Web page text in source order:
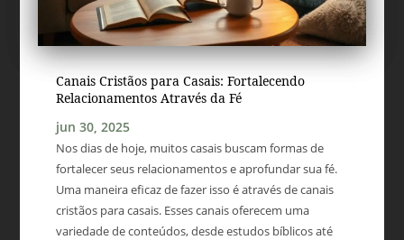
Canais Cristãos para Casais: Fortalecendo
Relacionamentos Através da Fé
jun 30, 2025
Nos dias de hoje, muitos casais buscam formas de
fortalecer seus relacionamentos e aprofundar sua fé.
Uma maneira eficaz de fazer isso é através de canais
cristãos para casais. Esses canais oferecem uma
variedade de conteúdos, desde estudos bíblicos até